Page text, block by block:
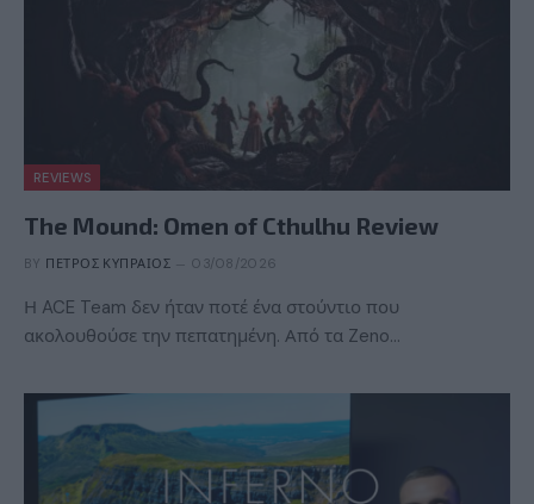
REVIEWS
The Mound: Omen of Cthulhu Review
BY ΠΈΤΡΟΣ ΚΥΠΡΑΊΟΣ 03/08/2026
Η ACE Team δεν ήταν ποτέ ένα στούντιο που
ακολουθούσε την πεπατημένη. Από τα Zeno…